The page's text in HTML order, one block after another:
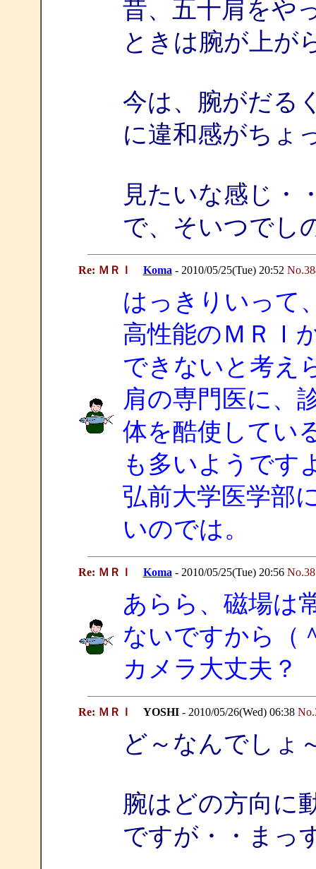
昔、五十肩をや
ときは腕が上が
今は、腕がだる
に違和感がちょ
見たいな感じ・
で、そいつでし
Re: ＭＲＩ Koma - 2010/05/25(Tue) 20:52
はっきりいって
高性能のＭＲＩ
できないと考え
肩の専門医に、
体を酷使してい
も多いようです
弘前大学医学部
いのでは。
Re: ＭＲＩ Koma - 2010/05/25(Tue) 20:56
あらら、磁場は
ないですから（
カメラ大丈夫？
Re: ＭＲＩ YOSHI- 2010/05/26(Wed) 06:38
ど～なんでしょ
腕はどの方向に
ですが・・まっ